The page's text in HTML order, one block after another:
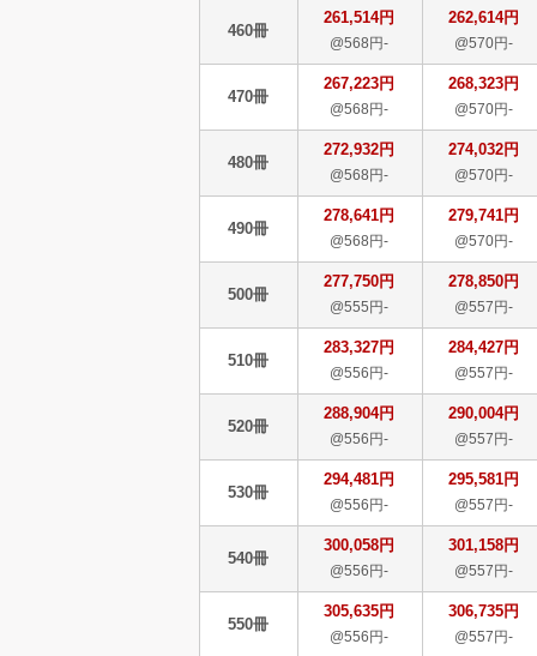
460冊
261,514円
@568円-
262,614円
@570円-
470冊
267,223円
@568円-
268,323円
@570円-
480冊
272,932円
@568円-
274,032円
@570円-
490冊
278,641円
@568円-
279,741円
@570円-
500冊
277,750円
@555円-
278,850円
@557円-
510冊
283,327円
@556円-
284,427円
@557円-
520冊
288,904円
@556円-
290,004円
@557円-
530冊
294,481円
@556円-
295,581円
@557円-
540冊
300,058円
@556円-
301,158円
@557円-
550冊
305,635円
@556円-
306,735円
@557円-